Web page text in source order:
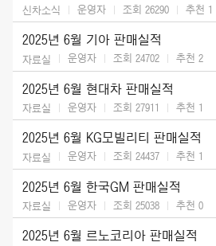
신차소식 운영자 조회 26290 추천 1
2025년 6월 기아 판매실적
자료실 운영자 조회 24702 추천 2
2025년 6월 현대차 판매실적
자료실 운영자 조회 27911 추천 1
2025년 6월 KG모빌리티 판매실적
자료실 운영자 조회 24437 추천 1
2025년 6월 한국GM 판매실적
자료실 운영자 조회 25038 추천 0
2025년 6월 르노코리아 판매실적